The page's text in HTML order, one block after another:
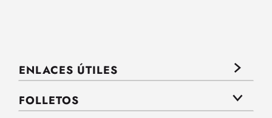
ENLACES ÚTILES
FOLLETOS